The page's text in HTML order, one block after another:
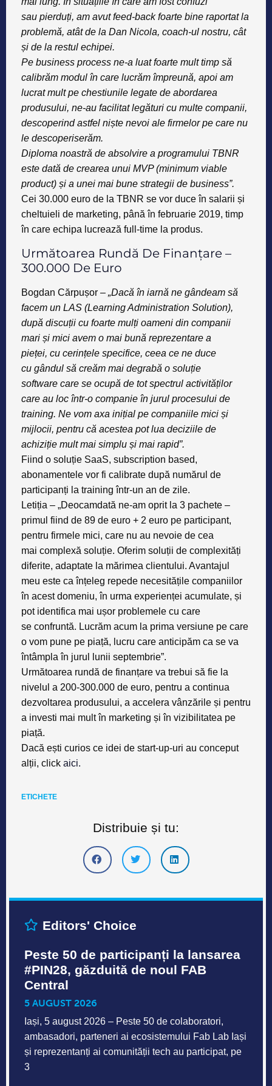
sau pierduți, am avut feed-back foarte bine raportatla
problemă, atât de la Dan Nicola, coach-ul nostru, cât
și de la restul echipei.
Pe business process ne-a luat foarte multtimp să
calibrăm modul în care lucrăm împreună, apoi am
lucrat mult pe chestiunile legate de abordarea
produsului, ne-au facilitat legături cu multe companii,
descoperindastfel niște nevoi ale firmelor pe care nu
le descoperiserăm.
Diploma noastră de absolvire a programului TBNR
este dată de crearea unui MVP (minimum viable
product) și a unei mai bune strategii de business”.
Cei 30.000 euro de la TBNR se vor duce în salarii și
cheltuieli de marketing, până în februarie 2019, timp
în care echipa lucrează full-time la produs.
Următoarea Rundă De Finanțare –
300.000 De Euro
Bogdan Cărpușor – „Dacă în iarnă ne gândeam să
facem un LAS (Learning Administration Solution),
după discuții cu foarte mulți oameni din companii
mari și mici avem o mai bună reprezentare a
pieței, cu cerințele specifice, ceea ce ne duce
cu gândul să creăm mai degrabă o soluție
software care se ocupă de tot spectrul activităților
care au loc într-o companie în jurul procesului de
training. Ne vom axa inițial pe companiile mici și
mijlocii, pentru că acestea pot lua deciziile de
achiziție multmai simplu și mai rapid”.
Fiind o soluție SaaS, subscription based,
abonamentele vor fi calibrate după numărul de
participanți la training într-un an de zile.
Letiția – „Deocamdată ne-am oprit la 3 pachete –
primul fiind de 89 de euro + 2 euro pe participant,
pentru firmele mici, care nu au nevoie de cea
mai complexă soluție. Oferim soluții de complexități
diferite, adaptate la mărimea clientului. Avantajul
meu este ca înțeleg repede necesitățile companiilor
în acest domeniu, în urma experienței acumulate, și
pot identifica mai ușor problemele cu care
se confruntă. Lucrăm acum la prima versiune pe care
o vom pune pe piață, lucru care anticipăm ca se va
întâmplaîn jurul lunii septembrie”.
Următoarea rundă de finanțare va trebui să fie la
nivelul a 200-300.000 de euro, pentru a continua
dezvoltarea produsului, a accelera vânzările și pentru
a investi mai mult în marketing și în vizibilitatea pe
piață.
Dacă ești curios ce idei de start-up-uri au conceput
alții, click aici.
ETICHETE
Distribuie și tu:
Editors' Choice
Peste 50 de participanți la lansarea
#PIN28, găzduită de noul FAB
Central
5 AUGUST 2026
Iași, 5 august 2026 – Peste 50 de colaboratori,
ambasadori, parteneri ai ecosistemului Fab Lab Iași
și reprezentanți ai comunității tech au participat, pe
3